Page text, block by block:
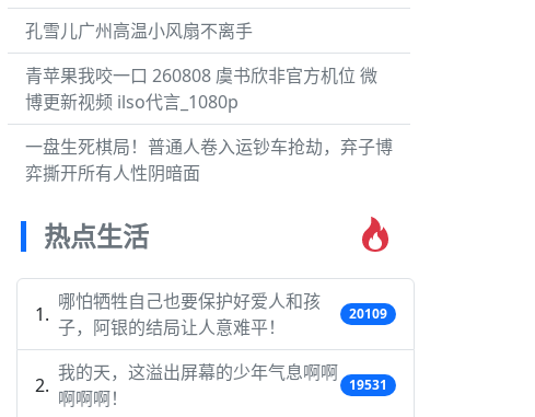
孔雪儿广州高温小风扇不离手
青苹果我咬一口 260808 虞书欣非官方机位 微
博更新视频 ilso代言_1080p
一盘生死棋局！普通人卷入运钞车抢劫，弃子博
弈撕开所有人性阴暗面
热点生活
哪怕牺牲自己也要保护好爱人和孩
子，阿银的结局让人意难平！
20109
我的天，这溢出屏幕的少年气息啊啊
啊啊啊！
19531